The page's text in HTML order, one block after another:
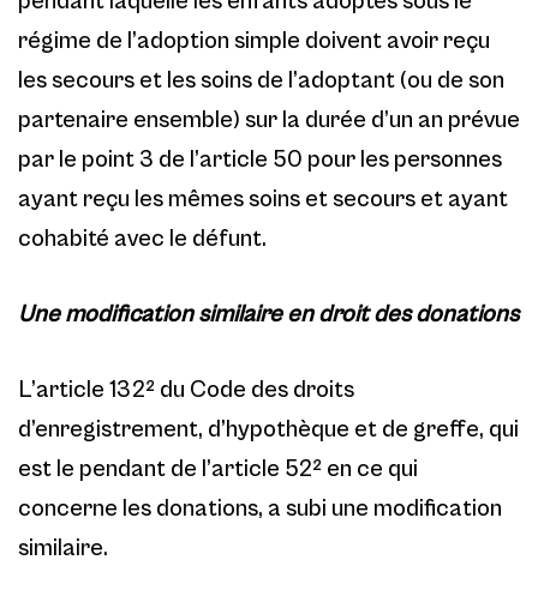
régime de l’adoption simple doivent avoir reçu
les secours et les soins de l’adoptant (ou de son
partenaire ensemble) sur la durée d’un an prévue
par le point 3 de l’article 50 pour les personnes
ayant reçu les mêmes soins et secours et ayant
cohabité avec le défunt.
Une modification similaire en droit des donations
L’article 132² du Code des droits
d’enregistrement, d’hypothèque et de greffe, qui
est le pendant de l’article 52² en ce qui
concerne les donations, a subi une modification
similaire.